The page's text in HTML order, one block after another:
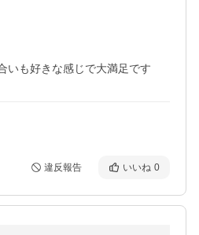
いも好きな感じで大満足です
違反報告 いいね 0